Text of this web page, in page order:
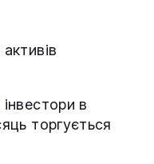
в
торгується